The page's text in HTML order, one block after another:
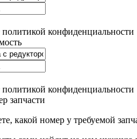
политикой конфиденциальности
политикой конфиденциальности
запчасти
какой номер у требуемой